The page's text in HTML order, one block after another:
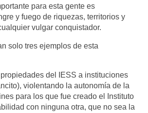
para esta gente es
y fuego de riquezas, territorios y
vulgar conquistador.
solo tres ejemplos de esta
del IESS a instituciones
violentando la autonomía de la
para los que fue creado el Instituto
con ninguna otra, que no sea la